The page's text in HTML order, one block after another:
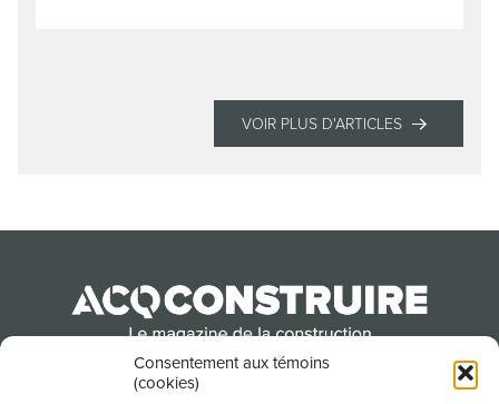
Consentement aux témoins
(cookies)
VOIR PLUS D'ARTICLES